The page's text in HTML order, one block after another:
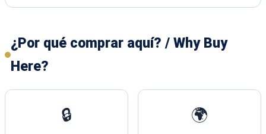
¿Por qué comprar aquí? / Why Buy
Here?
🔒 🌍